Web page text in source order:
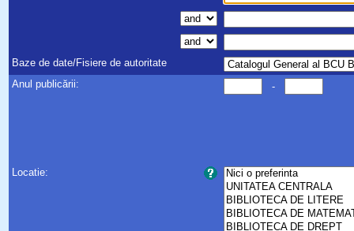
Baze de date/Fisiere de autoritate
Anul publicării:
-
Locatie: